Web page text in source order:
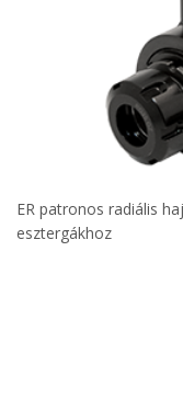
ER patronos radiális
esztergákhoz